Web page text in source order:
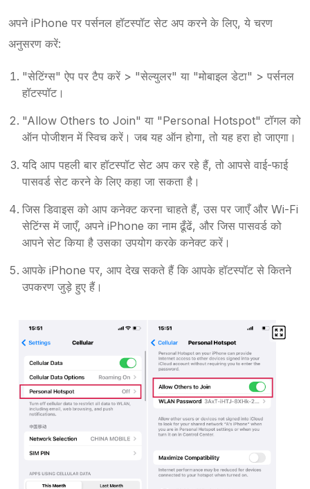
अपने iPhone पर पर्सनल हॉटस्पॉट सेट अप करने के लिए, ये चरण
अनुसरण करें:
"सेटिंग्स" ऐप पर टैप करें > "सेल्युलर" या "मोबाइल डेटा" > पर्सनल
हॉटस्पॉट।
"Allow Others to Join" या "Personal Hotspot" टॉगल को
ऑन पोजीशन में स्विच करें। जब यह ऑन होगा, तो यह हरा हो जाएगा।
यदि आप पहली बार हॉटस्पॉट सेट अप कर रहे हैं, तो आपसे वाई-फाई
पासवर्ड सेट करने के लिए कहा जा सकता है।
जिस डिवाइस को आप कनेक्ट करना चाहते हैं, उस पर जाएँ और Wi-Fi
सेटिंग्स में जाएँ, अपने iPhone का नाम ढूँढें, और जिस पासवर्ड को
आपने सेट किया है उसका उपयोग करके कनेक्ट करें।
आपके iPhone पर, आप देख सकते हैं कि आपके हॉटस्पॉट से कितने
उपकरण जुड़े हुए हैं।